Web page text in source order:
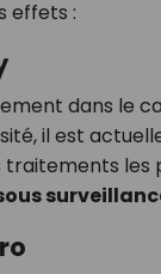
effets :
dans le
il est
traitements les